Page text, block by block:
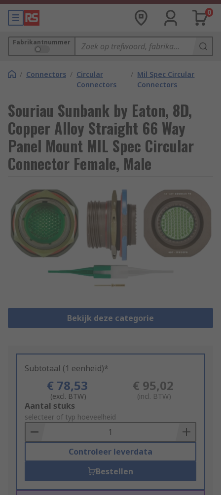
0
Fabrikantnummer
/ Connectors / Circular
Connectors
/ Mil Spec Circular
Connectors
Souriau Sunbank by Eaton, 8D,
Copper Alloy Straight 66 Way
Panel Mount MIL Spec Circular
Connector Female, Male
Bekijk deze categorie
Subtotaal (1 eenheid)*
€ 78,53
(excl. BTW)
€ 95,02
(incl. BTW)
Add
to
Basket
Aantal stuks
selecteer of typ hoeveelheid
Controleer leverdata
Bestellen